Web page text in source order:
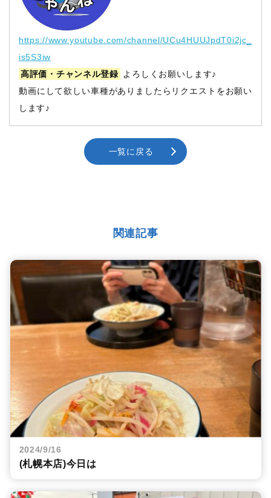
https://www.youtube.com/channel/UCu4HUUJpdT0i2jc_
is5S3iw
高評価・チャンネル登録
よろしくお願いします♪
動画にして欲しい車種がありましたらリクエストをお願い
します♪
一覧に戻る
関連記事
2024/9/16
(札幌本店)今日は